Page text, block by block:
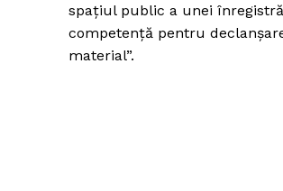
spațiul public a unei
competență pentru
material”.